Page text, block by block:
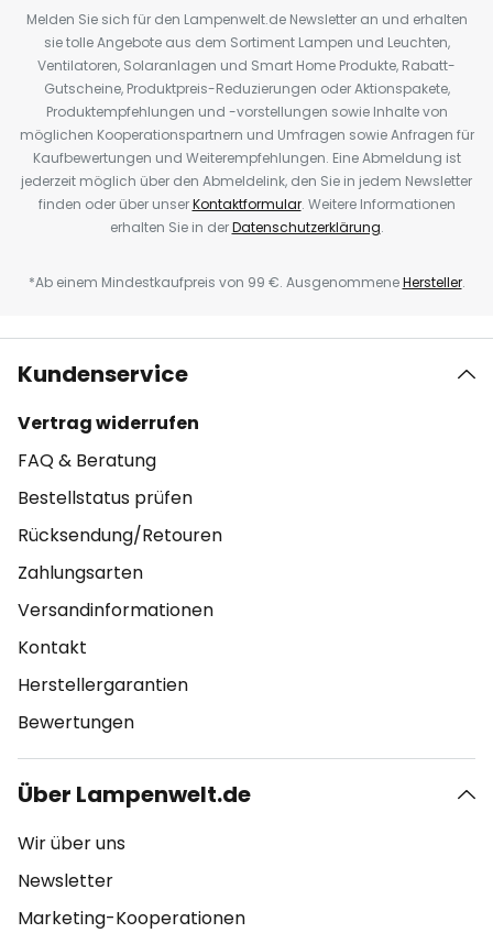
Melden Sie sich für den Lampenwelt.de Newsletter an und erhalten
sie tolle Angebote aus dem Sortiment Lampen und Leuchten,
Ventilatoren, Solaranlagen und Smart Home Produkte, Rabatt-
Gutscheine, Produktpreis-Reduzierungen oder Aktionspakete,
Produktempfehlungen und -vorstellungen sowie Inhalte von
möglichen Kooperationspartnern und Umfragen sowie Anfragen für
Kaufbewertungen und Weiterempfehlungen. Eine Abmeldung ist
jederzeit möglich über den Abmeldelink, den Sie in jedem Newsletter
finden oder über unserKontaktformular. Weitere Informationen
erhalten Sie in derDatenschutzerklärung.
*Ab einem Mindestkaufpreis von 99 €. AusgenommeneHersteller.
Kundenservice
Vertrag widerrufen
FAQ & Beratung
Bestellstatus prüfen
Rücksendung/Retouren
Zahlungsarten
Versandinformationen
Kontakt
Herstellergarantien
Bewertungen
Über Lampenwelt.de
Wir über uns
Newsletter
Marketing-Kooperationen